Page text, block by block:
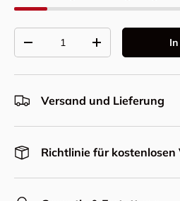
Menge verringernMenge erhöhen
Versand und Lieferung
Richtlinie für kostenlosen